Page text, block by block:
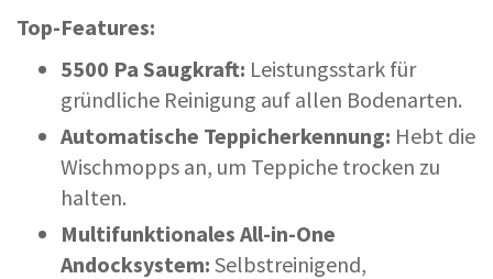
Top-Features:
5500 Pa Saugkraft: Leistungsstark für
gründliche Reinigung auf allen Bodenarten.
Automatische Teppicherkennung: Hebt die
Wischmopps an, um Teppiche trocken zu
halten.
Multifunktionales All-in-One
Andocksystem: Selbstreinigend,